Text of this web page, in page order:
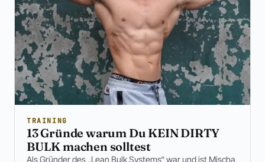
TRAINING
13 Gründe warum Du KEIN DIRTY
BULK machen solltest
Als Gründer des „Lean Bulk Systems“ war und ist Mischa